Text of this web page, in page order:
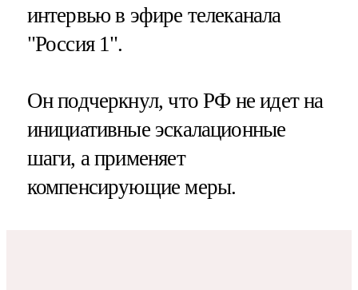
интервью в эфире телеканала
"Россия 1".
Он подчеркнул, что РФ не идет на
инициативные эскалационные
шаги, а применяет
компенсирующие меры.